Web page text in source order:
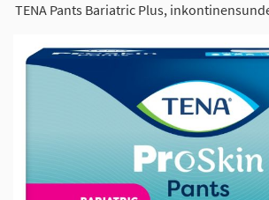
TENA Pants Bariatric Plus,